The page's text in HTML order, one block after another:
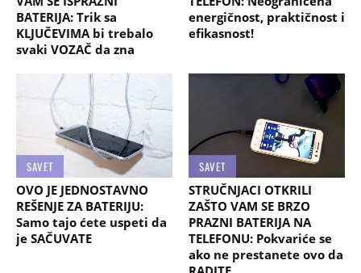
BATERIJA: Trik sa
KLJUČEVIMA bi trebalo
svaki VOZAČ da zna
energičnost, praktičnost i
efikasnost!
SAVET
OVO JE JEDNOSTAVNO
REŠENJE ZA BATERIJU:
Samo tajo ćete uspeti da
je SAČUVATE
SAVET
STRUČNJACI OTKRILI
ZAŠTO VAM SE BRZO
PRAZNI BATERIJA NA
TELEFONU: Pokvariće se
ako ne prestanete ovo da